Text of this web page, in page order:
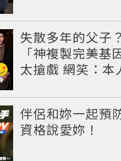
失散多年的父子
「神複製完美基
太搶戲 網笑：本
伴侶和妳一起預
資格說愛妳！